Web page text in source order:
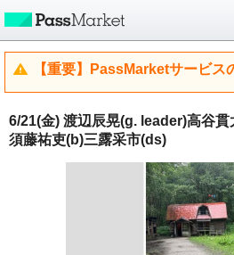
【重要】PassMarketサービス
6/21(金) 渡辺辰晃(g. leader)高谷
須藤祐吏(b)三露采市(ds)